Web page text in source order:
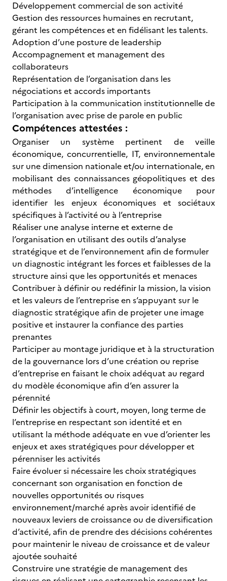
Développement commercial de son activité
Gestion des ressources humaines en recrutant,
gérant les compétences et en fidélisant les talents.
Adoption d’une posture de leadership
Accompagnement et management des
collaborateurs
Représentation de l’organisation dans les
négociations et accords importants
Participation à la communication institutionnelle de
l’organisation avec prise de parole en public
Compétences attestées :
Organiser un système pertinent de veille
économique, concurrentielle, IT, environnementale
sur une dimension nationale et/ou internationale, en
mobilisant des connaissances géopolitiques et des
méthodes d’intelligence économique pour
identifier les enjeux économiques et sociétaux
spécifiques à l’activité ou à l’entreprise
Réaliser une analyse interne et externe de
l’organisation en utilisant des outils d’analyse
stratégique et de l’environnement afin de formuler
un diagnostic intégrant les forces et faiblesses de la
structure ainsi que les opportunités et menaces
Contribuer à définir ou redéfinir la mission, la vision
et les valeurs de l’entreprise en s‘appuyant sur le
diagnostic stratégique afin de projeter une image
positive et instaurer la confiance des parties
prenantes
Participer au montage juridique et à la structuration
de la gouvernance lors d’une création ou reprise
d’entreprise en faisant le choix adéquat au regard
du modèle économique afin d‘en assurer la
pérennité
Définir les objectifs à court, moyen, long terme de
l’entreprise en respectant son identité et en
utilisant la méthode adéquate en vue d’orienter les
enjeux et axes stratégiques pour développer et
pérenniser les activités
Faire évoluer si nécessaire les choix stratégiques
concernant son organisation en fonction de
nouvelles opportunités ou risques
environnement/marché après avoir identifié de
nouveaux leviers de croissance ou de diversification
d’activité, afin de prendre des décisions cohérentes
pour maintenir le niveau de croissance et de valeur
ajoutée souhaité
Construire une stratégie de management des